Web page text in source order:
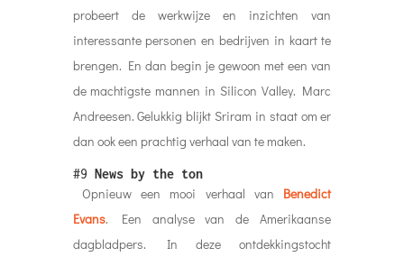
probeert de werkwijze en inzichten van
interessante personen en bedrijven in kaart te
brengen. En dan begin je gewoon met een van
de machtigste mannen in Silicon Valley. Marc
Andreesen. Gelukkig blijkt Sriram in staat om er
dan ook een prachtig verhaal van te maken.
#9 News by the ton
Opnieuw een mooi verhaal van Benedict
Evans. Een analyse van de Amerikaanse
dagbladpers. In deze ontdekkingstocht